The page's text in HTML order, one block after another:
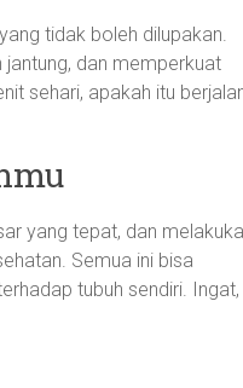
tidak boleh dilupakan.
dan memperkuat
sehari, apakah itu
yang tepat, dan
Semua ini bisa
tubuh sendiri. Ingat,